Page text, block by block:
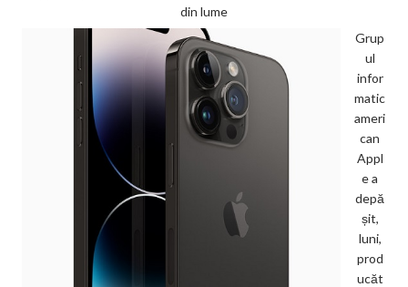
din lume
Grup
ul
infor
matic
ameri
can
Appl
e a
depă
șit,
luni,
prod
ucăt